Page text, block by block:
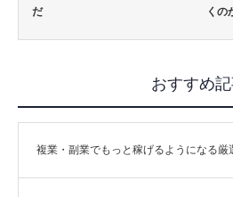
だ
くの
おすすめ
複業・副業でもっと稼げるようになる厳